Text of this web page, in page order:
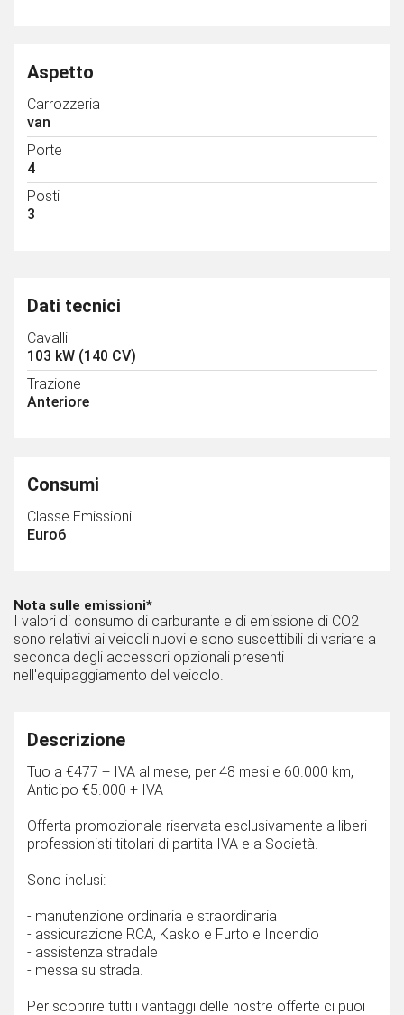
Aspetto
Carrozzeria
van
Porte
4
Posti
3
Dati tecnici
Cavalli
103 kW (140 CV)
Trazione
Anteriore
Consumi
Classe Emissioni
Euro6
Nota sulle emissioni*
I valori di consumo di carburante e di emissione di CO2
sono relativi ai veicoli nuovi e sono suscettibili di variare a
seconda degli accessori opzionali presenti
nell'equipaggiamento del veicolo.
Descrizione
Tuo a €477 + IVA al mese, per 48 mesi e 60.000 km,
Anticipo €5.000 + IVA
Offerta promozionale riservata esclusivamente a liberi
professionisti titolari di partita IVA e a Società.
Sono inclusi:
- manutenzione ordinaria e straordinaria
- assicurazione RCA, Kasko e Furto e Incendio
- assistenza stradale
- messa su strada.
Per scoprire tutti i vantaggi delle nostre offerte ci puoi